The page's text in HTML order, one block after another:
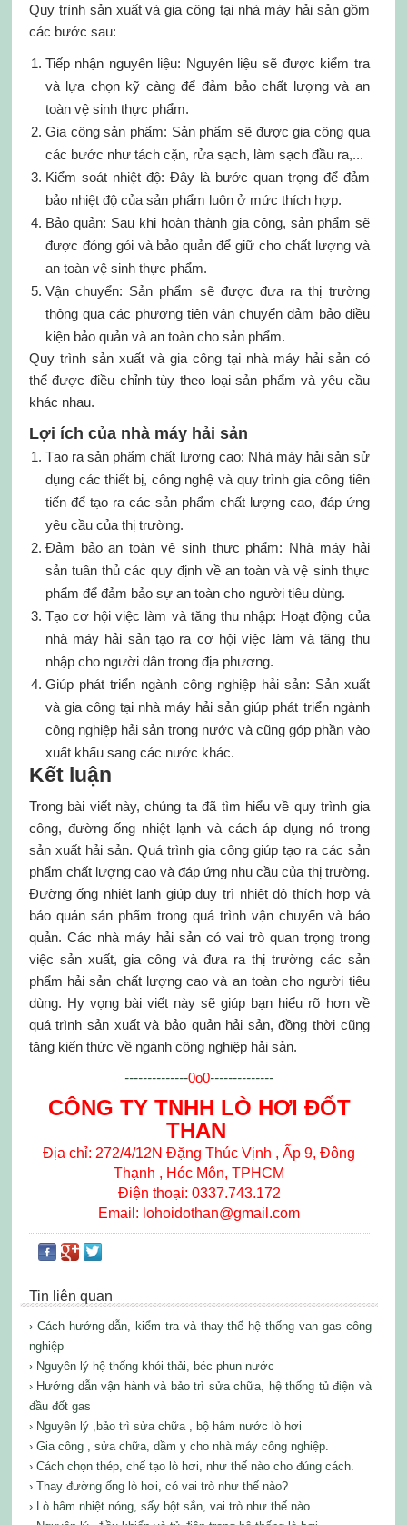
Quy trình sản xuất và gia công tại nhà máy hải sản gồm
các bước sau:
Tiếp nhận nguyên liệu: Nguyên liệu sẽ được kiểm tra
và lựa chọn kỹ càng để đảm bảo chất lượng và an
toàn vệ sinh thực phẩm.
Gia công sản phẩm: Sản phẩm sẽ được gia công qua
các bước như tách cặn, rửa sạch, làm sạch đầu ra,...
Kiểm soát nhiệt độ: Đây là bước quan trọng để đảm
bảo nhiệt độ của sản phẩm luôn ở mức thích hợp.
Bảo quản: Sau khi hoàn thành gia công, sản phẩm sẽ
được đóng gói và bảo quản để giữ cho chất lượng và
an toàn vệ sinh thực phẩm.
Vận chuyển: Sản phẩm sẽ được đưa ra thị trường
thông qua các phương tiện vận chuyển đảm bảo điều
kiện bảo quản và an toàn cho sản phẩm.
Quy trình sản xuất và gia công tại nhà máy hải sản có
thể được điều chỉnh tùy theo loại sản phẩm và yêu cầu
khác nhau.
Lợi ích của nhà máy hải sản
Tạo ra sản phẩm chất lượng cao: Nhà máy hải sản sử
dụng các thiết bị, công nghệ và quy trình gia công tiên
tiến để tạo ra các sản phẩm chất lượng cao, đáp ứng
yêu cầu của thị trường.
Đảm bảo an toàn vệ sinh thực phẩm: Nhà máy hải
sản tuân thủ các quy định về an toàn và vệ sinh thực
phẩm để đảm bảo sự an toàn cho người tiêu dùng.
Tạo cơ hội việc làm và tăng thu nhập: Hoạt động của
nhà máy hải sản tạo ra cơ hội việc làm và tăng thu
nhập cho người dân trong địa phương.
Giúp phát triển ngành công nghiệp hải sản: Sản xuất
và gia công tại nhà máy hải sản giúp phát triển ngành
công nghiệp hải sản trong nước và cũng góp phần vào
xuất khẩu sang các nước khác.
Kết luận
Trong bài viết này, chúng ta đã tìm hiểu về quy trình gia
công, đường ống nhiệt lạnh và cách áp dụng nó trong
sản xuất hải sản. Quá trình gia công giúp tạo ra các sản
phẩm chất lượng cao và đáp ứng nhu cầu của thị trường.
Đường ống nhiệt lạnh giúp duy trì nhiệt độ thích hợp và
bảo quản sản phẩm trong quá trình vận chuyển và bảo
quản. Các nhà máy hải sản có vai trò quan trọng trong
việc sản xuất, gia công và đưa ra thị trường các sản
phẩm hải sản chất lượng cao và an toàn cho người tiêu
dùng. Hy vọng bài viết này sẽ giúp bạn hiểu rõ hơn về
quá trình sản xuất và bảo quản hải sản, đồng thời cũng
tăng kiến thức về ngành công nghiệp hải sản.
--------------0o0--------------
CÔNG TY TNHH LÒ HƠI ĐỐT
THAN
Địa chỉ: 272/4/12N Đặng Thúc Vịnh , Ấp 9, Đông
Thạnh , Hóc Môn, TPHCM
Điện thoại: 0337.743.172
Email: lohoidothan@gmail.com
Tin liên quan
› Cách hướng dẫn, kiểm tra và thay thế hệ thống van gas công
nghiệp
› Nguyên lý hệ thống khói thải, béc phun nước
› Hướng dẫn vận hành và bảo trì sửa chữa, hệ thống tủ điện và
đầu đốt gas
› Nguyên lý ,bảo trì sửa chữa , bộ hâm nước lò hơi
› Gia công , sửa chữa, dầm y cho nhà máy công nghiệp.
› Cách chọn thép, chế tạo lò hơi, như thế nào cho đúng cách.
› Thay đường ống lò hơi, có vai trò như thế nào?
› Lò hâm nhiệt nóng, sấy bột sắn, vai trò như thế nào